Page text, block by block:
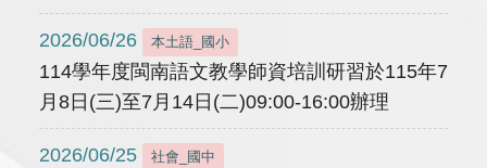
2026/06/26 本土語_國小
114學年度閩南語文教學師資培訓研習於115年7
月8日(三)至7月14日(二)09:00-16:00辦理
2026/06/25 社會_國中